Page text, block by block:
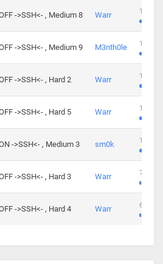
->SSH<- , Medium 8 Warr 112
->SSH<- , Medium 9 M3nth0le 100
->SSH<- , Hard 2 Warr 176
->SSH<- , Hard 5 Warr 115
->SSH<- , Medium 3 sm0k 115
->SSH<- , Hard 3 Warr 76
->SSH<- , Hard 4 Warr 63